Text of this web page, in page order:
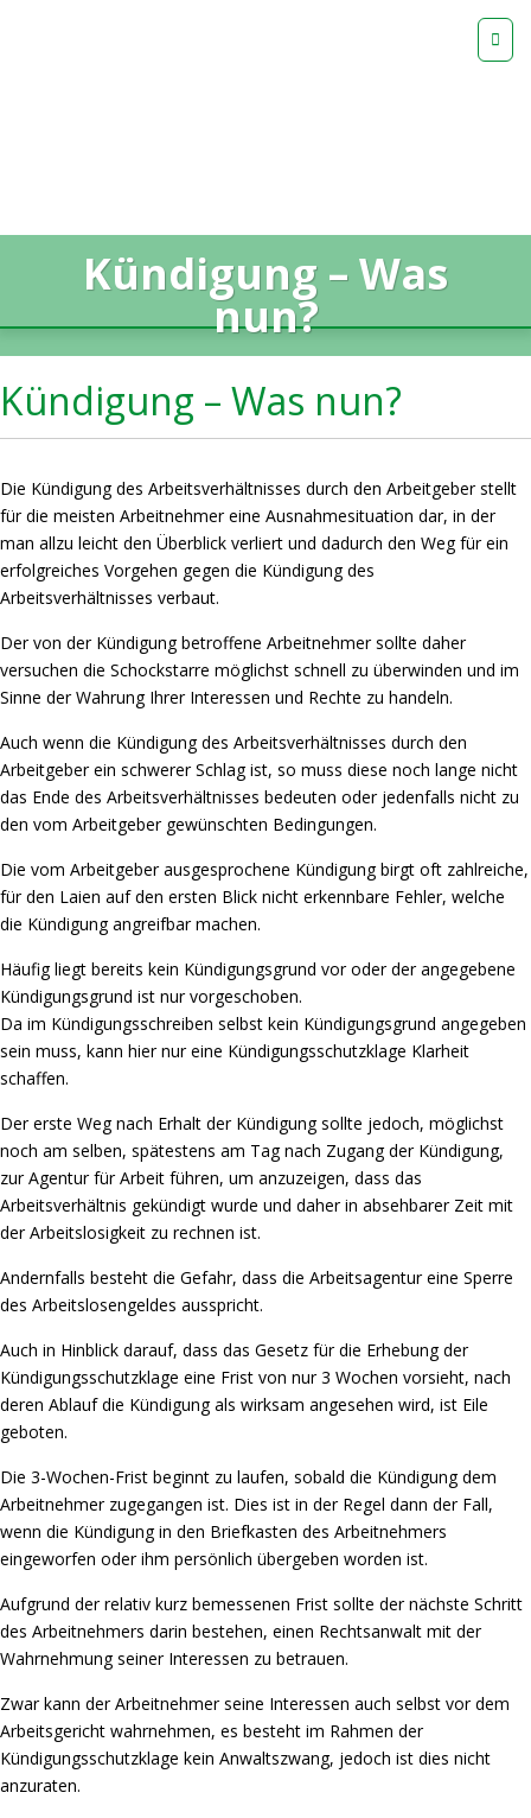
Kündigung – Was
nun?
Kündigung – Was nun?
Die Kündigung des Arbeitsverhältnisses durch den Arbeitgeber stellt
für die meisten Arbeitnehmer eine Ausnahmesituation dar, in der
man allzu leicht den Überblick verliert und dadurch den Weg für ein
erfolgreiches Vorgehen gegen die Kündigung des
Arbeitsverhältnisses verbaut.
Der von der Kündigung betroffene Arbeitnehmer sollte daher
versuchen die Schockstarre möglichst schnell zu überwinden und im
Sinne der Wahrung Ihrer Interessen und Rechte zu handeln.
Auch wenn die Kündigung des Arbeitsverhältnisses durch den
Arbeitgeber ein schwerer Schlag ist, so muss diese noch lange nicht
das Ende des Arbeitsverhältnisses bedeuten oder jedenfalls nicht zu
den vom Arbeitgeber gewünschten Bedingungen.
Die vom Arbeitgeber ausgesprochene Kündigung birgt oft zahlreiche,
für den Laien auf den ersten Blick nicht erkennbare Fehler, welche
die Kündigung angreifbar machen.
Häufig liegt bereits kein Kündigungsgrund vor oder der angegebene
Kündigungsgrund ist nur vorgeschoben.
Da im Kündigungsschreiben selbst kein Kündigungsgrund angegeben
sein muss, kann hier nur eine Kündigungsschutzklage Klarheit
schaffen.
Der erste Weg nach Erhalt der Kündigung sollte jedoch, möglichst
noch am selben, spätestens am Tag nach Zugang der Kündigung,
zur Agentur für Arbeit führen, um anzuzeigen, dass das
Arbeitsverhältnis gekündigt wurde und daher in absehbarer Zeit mit
der Arbeitslosigkeit zu rechnen ist.
Andernfalls besteht die Gefahr, dass die Arbeitsagentur eine Sperre
des Arbeitslosengeldes ausspricht.
Auch in Hinblick darauf, dass das Gesetz für die Erhebung der
Kündigungsschutzklage eine Frist von nur 3 Wochen vorsieht, nach
deren Ablauf die Kündigung als wirksam angesehen wird, ist Eile
geboten.
Die 3-Wochen-Frist beginnt zu laufen, sobald die Kündigung dem
Arbeitnehmer zugegangen ist. Dies ist in der Regel dann der Fall,
wenn die Kündigung in den Briefkasten des Arbeitnehmers
eingeworfen oder ihm persönlich übergeben worden ist.
Aufgrund der relativ kurz bemessenen Frist sollte der nächste Schritt
des Arbeitnehmers darin bestehen, einen Rechtsanwalt mit der
Wahrnehmung seiner Interessen zu betrauen.
Zwar kann der Arbeitnehmer seine Interessen auch selbst vor dem
Arbeitsgericht wahrnehmen, es besteht im Rahmen der
Kündigungsschutzklage kein Anwaltszwang, jedoch ist dies nicht
anzuraten.